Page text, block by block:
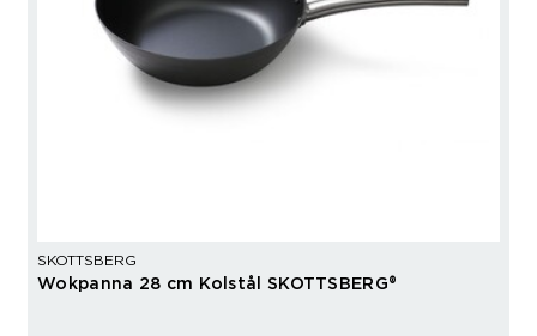
SKOTTSBERG
Wokpanna 28 cm Kolstål SKOTTSBERG®